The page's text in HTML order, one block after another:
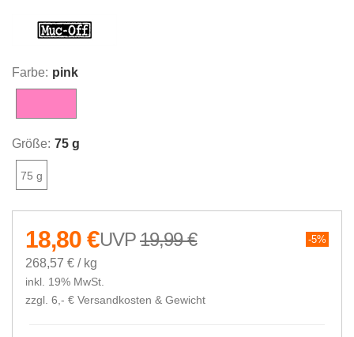
Farbe: pink
Größe: 75 g
75 g
19,99 € 5%
18,80 €
268,57 € / kg
inkl. 19% MwSt.
zzgl. 6,- € Versandkosten & Gewicht